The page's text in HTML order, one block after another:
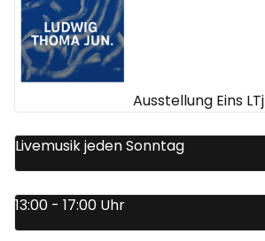
Ausstellung Eins LTj
Livemusik jeden Sonntag
13:00 - 17:00 Uhr